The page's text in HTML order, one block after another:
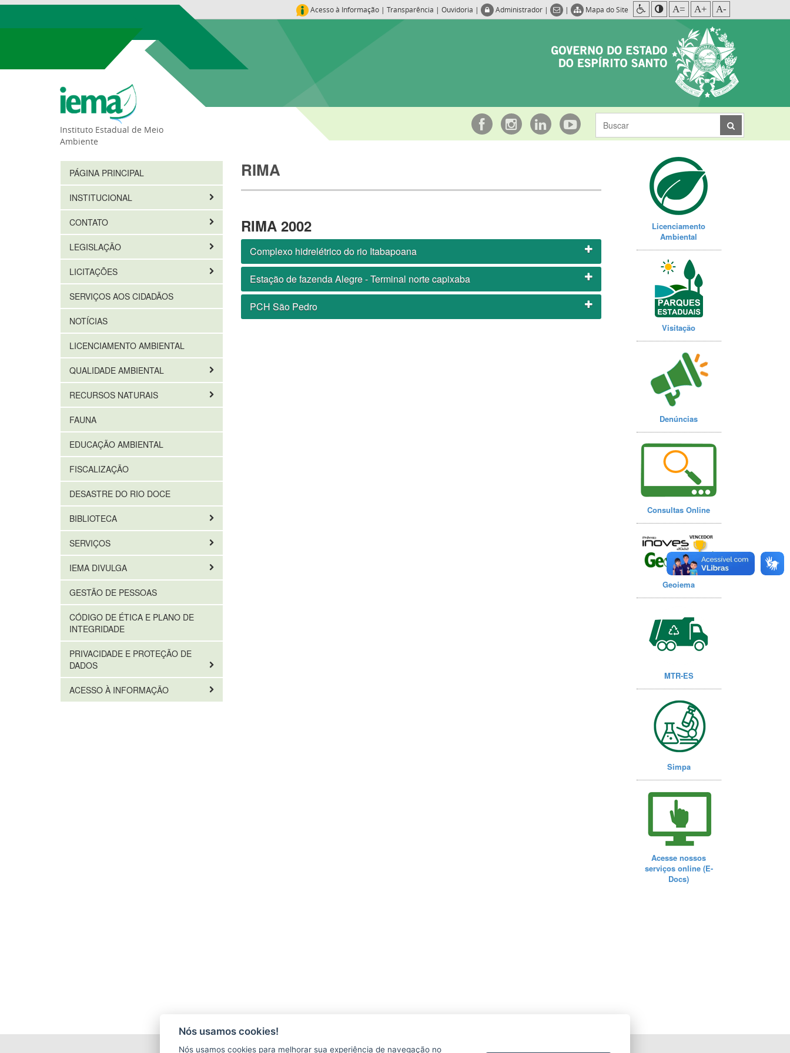
Acesso à Informação | Transparência | Ouvidoria | Administrador | | Mapa do Site A= A+ A-
Instituto Estadual de Meio
Ambiente
PÁGINA PRINCIPAL
INSTITUCIONAL
CONTATO
LEGISLAÇÃO
LICITAÇÕES
SERVIÇOS AOS CIDADÃOS
NOTÍCIAS
LICENCIAMENTO AMBIENTAL
QUALIDADE AMBIENTAL
RECURSOS NATURAIS
FAUNA
EDUCAÇÃO AMBIENTAL
FISCALIZAÇÃO
DESASTRE DO RIO DOCE
BIBLIOTECA
SERVIÇOS
IEMA DIVULGA
GESTÃO DE PESSOAS
CÓDIGO DE ÉTICA E PLANO DE
INTEGRIDADE
PRIVACIDADE E PROTEÇÃO DE
DADOS
ACESSO À INFORMAÇÃO
RIMA
RIMA 2002
Complexo hidrelétrico do rio Itabapoana
Estação de fazenda Alegre - Terminal norte capixaba
PCH São Pedro
Licenciamento
Ambiental
Visitação
Denúncias
Consultas Online
Geoiema
MTR-ES
Simpa
Acesse nossos
serviços online (E-
Docs)
Nós usamos cookies!
Nós usamos cookies para melhorar sua experiência de navegação no